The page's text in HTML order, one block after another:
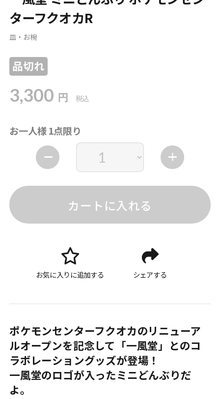
ターフクオカR
皿・お椀
品切れ
3,300 円 税込
お一人様 1点限り
カートに入れる
お気に入りに追加する シェアする
ポケモンセンターフクオカのリニューア
ルオープンを記念して「一風堂」とのコ
ラボレーショングッズが登場！
一風堂のロゴが入ったミニどんぶりだ
よ。